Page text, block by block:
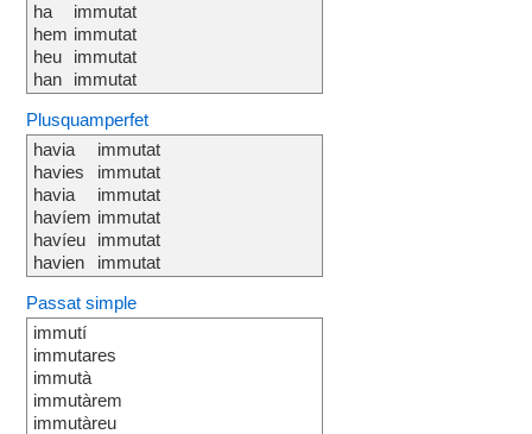
ha
hem
heu
han
immutat
immutat
immutat
immutat
Plusquamperfet
havia
havies
havia
havíem
havíeu
havien
immutat
immutat
immutat
immutat
immutat
immutat
Passat simple
immutí
immutares
immutà
immutàrem
immutàreu